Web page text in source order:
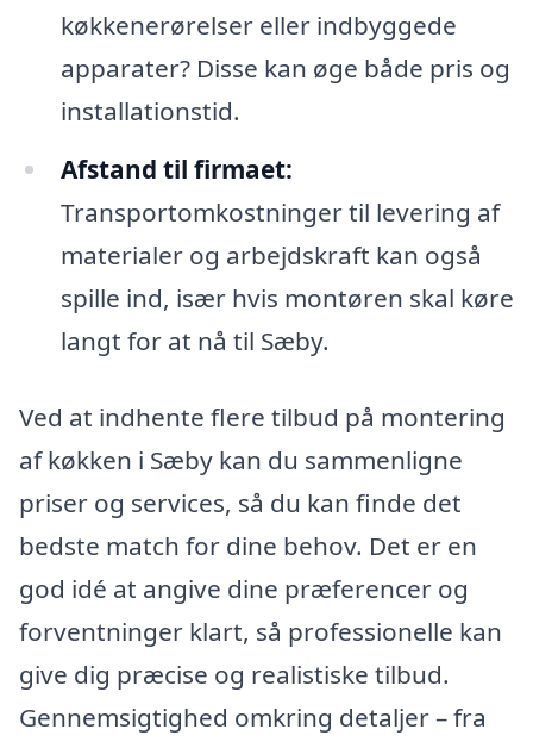
køkkenerørelser eller indbyggede
apparater? Disse kan øge både pris og
installationstid.
Afstand til firmaet:
Transportomkostninger til levering af
materialer og arbejdskraft kan også
spille ind, især hvis montøren skal køre
langt for at nå til Sæby.
Ved at indhente flere tilbud på montering
af køkken i Sæby kan du sammenligne
priser og services, så du kan finde det
bedste match for dine behov. Det er en
god idé at angive dine præferencer og
forventninger klart, så professionelle kan
give dig præcise og realistiske tilbud.
Gennemsigtighed omkring detaljer – fra